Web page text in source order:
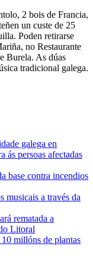
2 bois de Francia,
un custe de 25
Poden retirarse
no Restaurante
Burela. As dúas
tradicional galega.
galega en
ás persoas afectadas
base contra incendios
musicais a través da
rematada a
Litoral
millóns de plantas